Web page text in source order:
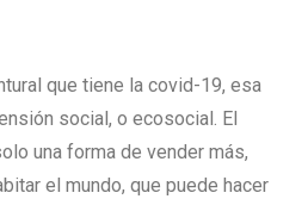
que tiene la covid-19, esa
social, o ecosocial. El
una forma de vender más,
el mundo, que puede hacer